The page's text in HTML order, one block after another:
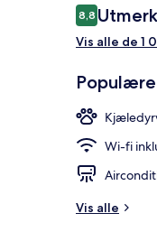
8,88,8 av 10 –
Vis alle de 1
Wi-fi
Vis alle